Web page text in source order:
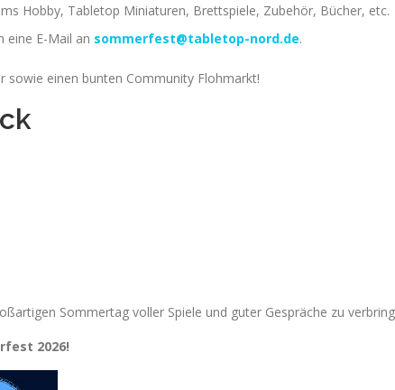
Hobby, Tabletop Miniaturen, Brettspiele, Zubehör, Bücher, etc.
eine E-Mail an sommerfest@tabletop-nord.de.
sowie einen bunten Community Flohmarkt!
Sommertag voller Spiele und guter Gespräche zu
2026!